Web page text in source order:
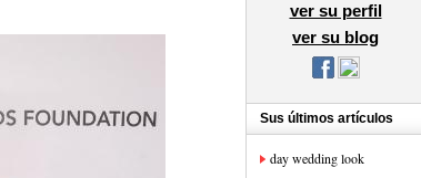
ver su perfil
ver su blog
Sus últimos artículos
day wedding look